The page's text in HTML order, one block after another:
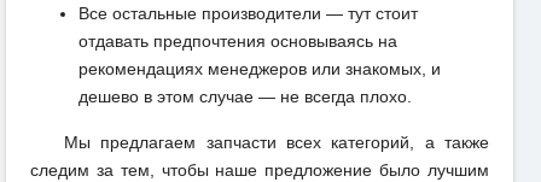
Все остальные производители — тут стоит
отдавать предпочтения основываясь на
рекомендациях менеджеров или знакомых, и
дешево в этом случае — не всегда плохо.
Мы предлагаем запчасти всех категорий, а также
следим за тем, чтобы наше предложение было лучшим